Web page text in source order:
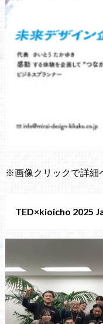
※画像クリックで詳細
TED×kioicho 2025